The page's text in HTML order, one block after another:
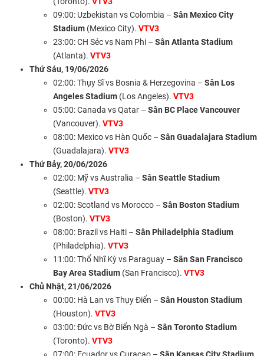
09:00: Uzbekistan vs Colombia – Sân Mexico City
Stadium (Mexico City). VTV3
23:00: CH Séc vs Nam Phi – Sân Atlanta Stadium
(Atlanta). VTV3
Thứ Sáu, 19/06/2026
02:00: Thụy Sĩ vs Bosnia & Herzegovina – Sân Los
Angeles Stadium (Los Angeles). VTV3
05:00: Canada vs Qatar – Sân BC Place Vancouver
(Vancouver). VTV3
08:00: Mexico vs Hàn Quốc – Sân Guadalajara Stadium
(Guadalajara). VTV3
Thứ Bảy, 20/06/2026
02:00: Mỹ vs Australia – Sân Seattle Stadium
(Seattle). VTV3
02:00: Scotland vs Morocco – Sân Boston Stadium
(Boston). VTV3
08:00: Brazil vs Haiti – Sân Philadelphia Stadium
(Philadelphia). VTV3
11:00: Thổ Nhĩ Kỳ vs Paraguay – Sân San Francisco
Bay Area Stadium (San Francisco). VTV3
Chủ Nhật, 21/06/2026
00:00: Hà Lan vs Thụy Điển – Sân Houston Stadium
(Houston). VTV3
03:00: Đức vs Bờ Biển Ngà – Sân Toronto Stadium
(Toronto). VTV3